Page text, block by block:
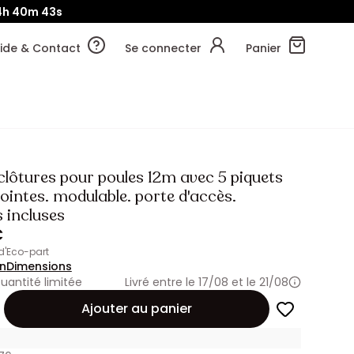
40m 41s
& Contact Se connecter Panier
pour poules 12m avec 5 piquets
modulable. porte d'accès.
incluses
part
Dimensions
limitée
Livré entre le 17/08 et le 21/08
Ajouter au panier